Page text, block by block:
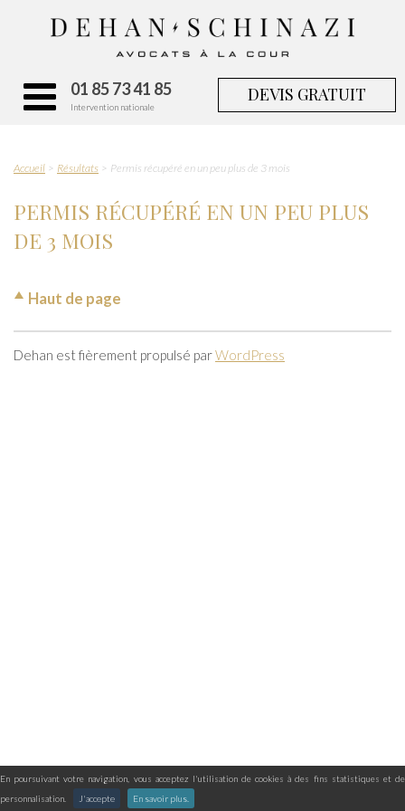
En poursuivant votre navigation, vous acceptez l'utilisation de cookies à des fins statistiques et de
personnalisation.
J'accepte En savoir plus.
01 85 73 41 85
Intervention nationale
DEVIS GRATUIT
Accueil Résultats Permis récupéré en un peu plus de 3 mois
PERMIS RÉCUPÉRÉ EN UN PEU PLUS
DE 3 MOIS
Haut de page
Dehan est fièrement propulsé parWordPress